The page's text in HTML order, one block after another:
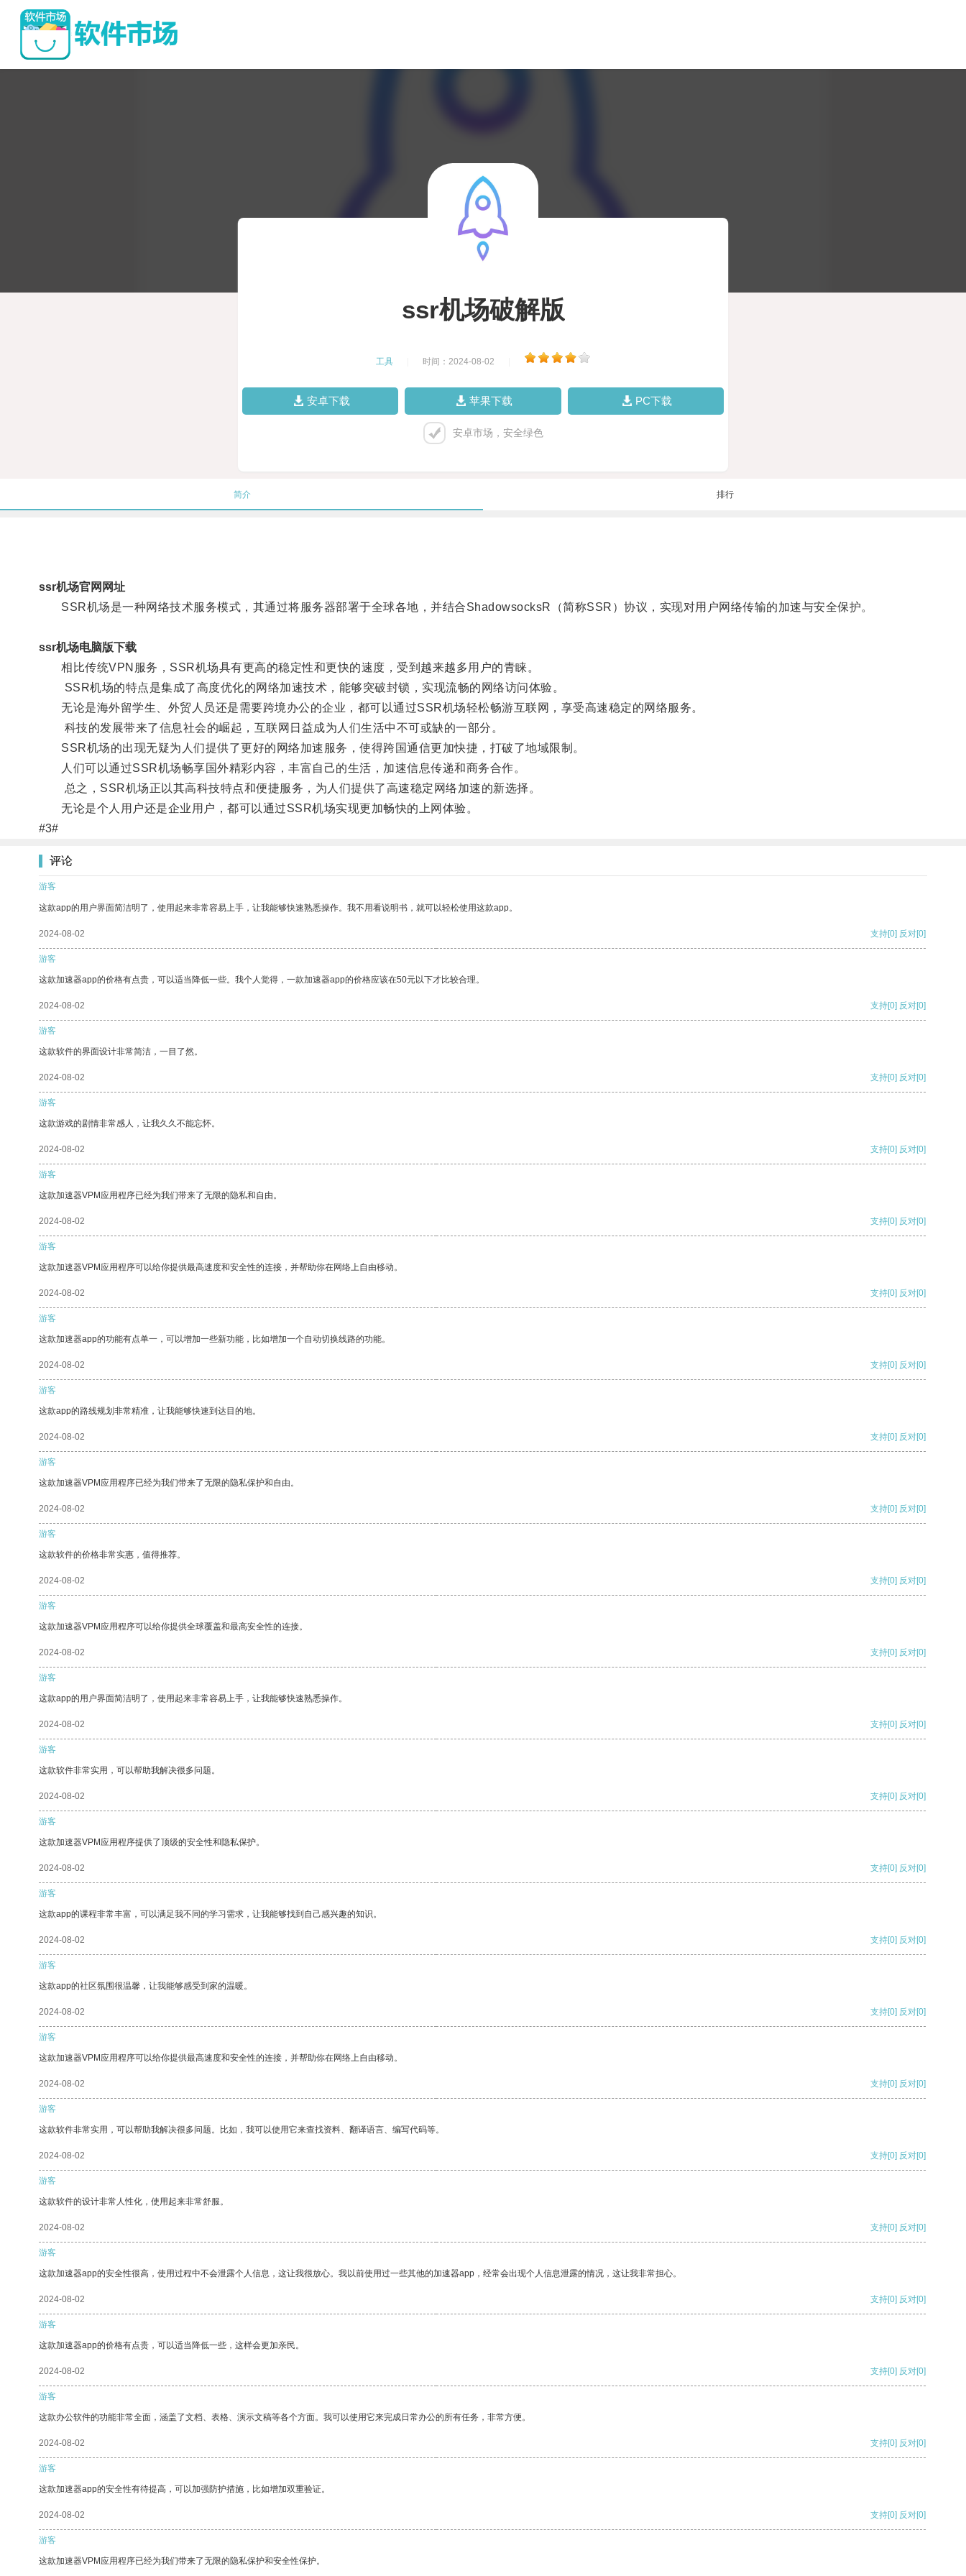
ssr机场破解版
工具 时间：2024-08-02
安卓下载 苹果下载 PC下载
安卓市场，安全绿色
简介 排行
ssr机场官网网址
SSR机场是一种网络技术服务模式，其通过将服务器部署于全球各地，并结合ShadowsocksR（简称SSR）协议，实现对用户网络传输的加速与安全保护。
ssr机场电脑版下载
相比传统VPN服务，SSR机场具有更高的稳定性和更快的速度，受到越来越多用户的青睐。
SSR机场的特点是集成了高度优化的网络加速技术，能够突破封锁，实现流畅的网络访问体验。
无论是海外留学生、外贸人员还是需要跨境办公的企业，都可以通过SSR机场轻松畅游互联网，享受高速稳定的网络服务。
科技的发展带来了信息社会的崛起，互联网日益成为人们生活中不可或缺的一部分。
SSR机场的出现无疑为人们提供了更好的网络加速服务，使得跨国通信更加快捷，打破了地域限制。
人们可以通过SSR机场畅享国外精彩内容，丰富自己的生活，加速信息传递和商务合作。
总之，SSR机场正以其高科技特点和便捷服务，为人们提供了高速稳定网络加速的新选择。
无论是个人用户还是企业用户，都可以通过SSR机场实现更加畅快的上网体验。
#3#
评论
游客
这款app的用户界面简洁明了，使用起来非常容易上手，让我能够快速熟悉操作。我不用看说明书，就可以轻松使用这款app。
2024-08-02 支持[0] 反对[0]
游客
这款加速器app的价格有点贵，可以适当降低一些。我个人觉得，一款加速器app的价格应该在50元以下才比较合理。
2024-08-02 支持[0] 反对[0]
游客
这款软件的界面设计非常简洁，一目了然。
2024-08-02 支持[0] 反对[0]
游客
这款游戏的剧情非常感人，让我久久不能忘怀。
2024-08-02 支持[0] 反对[0]
游客
这款加速器VPM应用程序已经为我们带来了无限的隐私和自由。
2024-08-02 支持[0] 反对[0]
游客
这款加速器VPM应用程序可以给你提供最高速度和安全性的连接，并帮助你在网络上自由移动。
2024-08-02 支持[0] 反对[0]
游客
这款加速器app的功能有点单一，可以增加一些新功能，比如增加一个自动切换线路的功能。
2024-08-02 支持[0] 反对[0]
游客
这款app的路线规划非常精准，让我能够快速到达目的地。
2024-08-02 支持[0] 反对[0]
游客
这款加速器VPM应用程序已经为我们带来了无限的隐私保护和自由。
2024-08-02 支持[0] 反对[0]
游客
这款软件的价格非常实惠，值得推荐。
2024-08-02 支持[0] 反对[0]
游客
这款加速器VPM应用程序可以给你提供全球覆盖和最高安全性的连接。
2024-08-02 支持[0] 反对[0]
游客
这款app的用户界面简洁明了，使用起来非常容易上手，让我能够快速熟悉操作。
2024-08-02 支持[0] 反对[0]
游客
这款软件非常实用，可以帮助我解决很多问题。
2024-08-02 支持[0] 反对[0]
游客
这款加速器VPM应用程序提供了顶级的安全性和隐私保护。
2024-08-02 支持[0] 反对[0]
游客
这款app的课程非常丰富，可以满足我不同的学习需求，让我能够找到自己感兴趣的知识。
2024-08-02 支持[0] 反对[0]
游客
这款app的社区氛围很温馨，让我能够感受到家的温暖。
2024-08-02 支持[0] 反对[0]
游客
这款加速器VPM应用程序可以给你提供最高速度和安全性的连接，并帮助你在网络上自由移动。
2024-08-02 支持[0] 反对[0]
游客
这款软件非常实用，可以帮助我解决很多问题。比如，我可以使用它来查找资料、翻译语言、编写代码等。
2024-08-02 支持[0] 反对[0]
游客
这款软件的设计非常人性化，使用起来非常舒服。
2024-08-02 支持[0] 反对[0]
游客
这款加速器app的安全性很高，使用过程中不会泄露个人信息，这让我很放心。我以前使用过一些其他的加速器app，经常会出现个人信息泄露的情况，这让我非常担心。
2024-08-02 支持[0] 反对[0]
游客
这款加速器app的价格有点贵，可以适当降低一些，这样会更加亲民。
2024-08-02 支持[0] 反对[0]
游客
这款办公软件的功能非常全面，涵盖了文档、表格、演示文稿等各个方面。我可以使用它来完成日常办公的所有任务，非常方便。
2024-08-02 支持[0] 反对[0]
游客
这款加速器app的安全性有待提高，可以加强防护措施，比如增加双重验证。
2024-08-02 支持[0] 反对[0]
游客
这款加速器VPM应用程序已经为我们带来了无限的隐私保护和安全性保护。